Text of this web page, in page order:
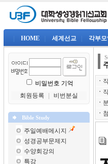
HOME 세계선교 각부모
비밀번호 기억
회원등록
비번분실
Bible Study
주일예배메시지
성경공부문제지
수양회강의
특강
ㆍ
ㆍ
ㆍ
ㆍ